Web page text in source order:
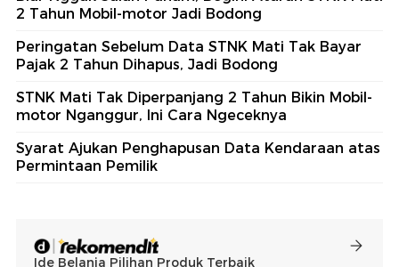
2 Tahun Mobil-motor Jadi Bodong
Peringatan Sebelum Data STNK Mati Tak Bayar
Pajak 2 Tahun Dihapus, Jadi Bodong
STNK Mati Tak Diperpanjang 2 Tahun Bikin Mobil-
motor Nganggur, Ini Cara Ngeceknya
Syarat Ajukan Penghapusan Data Kendaraan atas
Permintaan Pemilik